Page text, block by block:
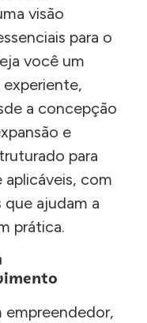
visão
para o
você um
a concepção
e
para
com
que ajudam a
prática.
empreendedor,